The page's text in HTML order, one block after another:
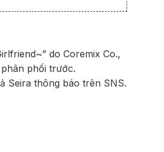
do Coremix Co.,
phối trước.
Seira thông báo trên SNS.